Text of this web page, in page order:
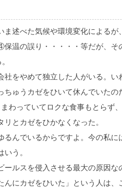
述べた気候や環境変化による
温の誤り・・・・・等だが、そ
をやめて独立した人がいる。い
ゅうカゼをひいて休んでいたの
わっていてロクな食事もとらず
とカゼをひかなくなった。
んでいるからですよ。今の私に
う。
ルスを侵入させる最大の原因な
んにカゼをひいた」という人は